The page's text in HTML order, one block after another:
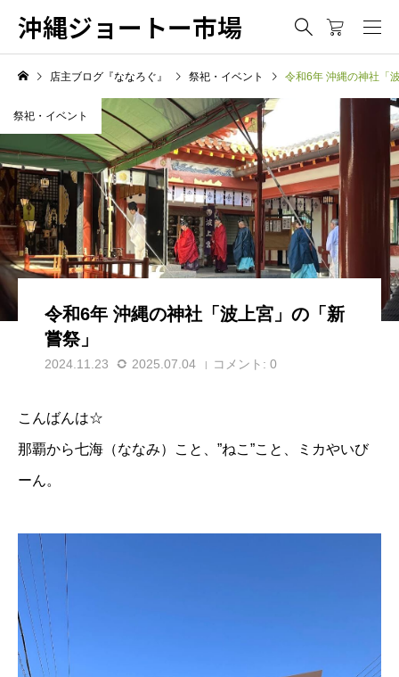
沖縄ジョートー市場
店主ブログ『ななろぐ』 祭祀・イベント 令和6年 沖縄の神社「
祭祀・イベント
令和6年 沖縄の神社「波上宮」の「新
嘗祭」
2024.11.23 2025.07.04 コメント: 0
こんばんは☆
那覇から七海（ななみ）こと、”ねこ”こと、ミカやいび
ーん。